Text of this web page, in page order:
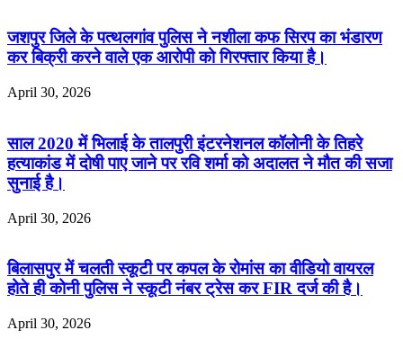
जशपुर जिले के पत्थलगांव पुलिस ने नशीला कफ सिरप का भंडारण
कर बिक्री करने वाले एक आरोपी को गिरफ्तार किया है।
April 30, 2026
साल 2020 में भिलाई के तालपुरी इंटरनेशनल कॉलोनी के तिहरे
हत्याकांड में दोषी पाए जाने पर रवि शर्मा को अदालत ने मौत की सजा
सुनाई है।
April 30, 2026
बिलासपुर में चलती स्कूटी पर कपल के रोमांस का वीडियो वायरल
होते ही कोनी पुलिस ने स्कूटी नंबर ट्रेस कर FIR दर्ज की है।
April 30, 2026